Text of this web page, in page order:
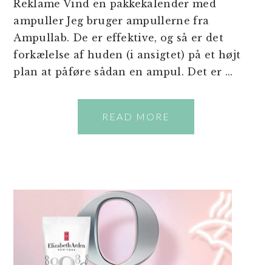
Reklame Vind en pakkekalender med
ampuller Jeg bruger ampullerne fra
Ampullab. De er effektive, og så er det
forkælelse af huden (i ansigtet) på et højt
plan at påføre sådan en ampul. Det er ...
READ MORE